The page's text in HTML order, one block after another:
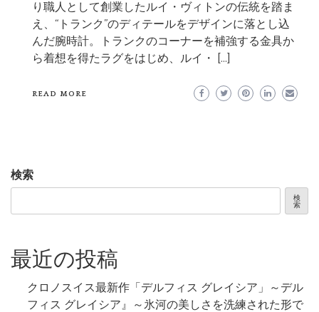
り職人として創業したルイ・ヴィトンの伝統を踏ま
え、“トランク”のディテールをデザインに落とし込
んだ腕時計。トランクのコーナーを補強する金具か
ら着想を得たラグをはじめ、ルイ・ […]
READ MORE
検索
検
索
最近の投稿
クロノスイス最新作「デルフィス グレイシア」～デル
フィス グレイシア』～氷河の美しさを洗練された形で